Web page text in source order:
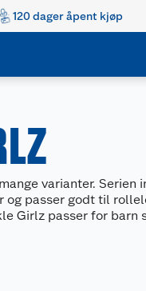
120 dager åpent kjøp
varianter. Serien
passer godt til
Girlz passer for barn